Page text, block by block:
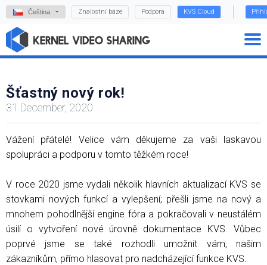
Čeština Znalostní báze Podpora KVS Cloud
Šťastný nový rok!
31 December, 2020
Vážení přátelé! Velice vám děkujeme za vaši laskavou
spolupráci a podporu v tomto těžkém roce!
V roce 2020 jsme vydali několik hlavních aktualizací KVS se
stovkami nových funkcí a vylepšení; přešli jsme na nový a
mnohem pohodlnější engine fóra a pokračovali v neustálém
úsilí o vytvoření nové úrovně dokumentace KVS. Vůbec
poprvé jsme se také rozhodli umožnit vám, našim
zákazníkům, přímo hlasovat pro nadcházející funkce KVS.